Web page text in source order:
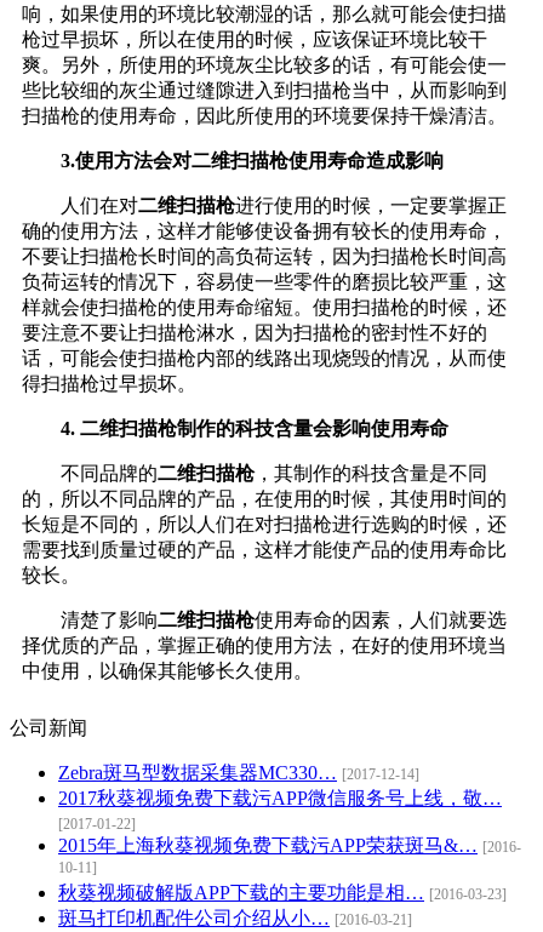
响，如果使用的环境比较潮湿的话，那么就可能会使扫描
枪过早损坏，所以在使用的时候，应该保证环境比较干
爽。另外，所使用的环境灰尘比较多的话，有可能会使一
些比较细的灰尘通过缝隙进入到扫描枪当中，从而影响到
扫描枪的使用寿命，因此所使用的环境要保持干燥清洁。
3.使用方法会对二维扫描枪使用寿命造成影响
人们在对二维扫描枪进行使用的时候，一定要掌握正
确的使用方法，这样才能够使设备拥有较长的使用寿命，
不要让扫描枪长时间的高负荷运转，因为扫描枪长时间高
负荷运转的情况下，容易使一些零件的磨损比较严重，这
样就会使扫描枪的使用寿命缩短。使用扫描枪的时候，还
要注意不要让扫描枪淋水，因为扫描枪的密封性不好的
话，可能会使扫描枪内部的线路出现烧毁的情况，从而使
得扫描枪过早损坏。
4. 二维扫描枪制作的科技含量会影响使用寿命
不同品牌的二维扫描枪，其制作的科技含量是不同
的，所以不同品牌的产品，在使用的时候，其使用时间的
长短是不同的，所以人们在对扫描枪进行选购的时候，还
需要找到质量过硬的产品，这样才能使产品的使用寿命比
较长。
清楚了影响二维扫描枪使用寿命的因素，人们就要选
择优质的产品，掌握正确的使用方法，在好的使用环境当
中使用，以确保其能够长久使用。
公司新闻
Zebra斑马型数据采集器MC330… [2017-12-14]
2017秋葵视频免费下载污APP微信服务号上线，敬…
[2017-01-22]
2015年上海秋葵视频免费下载污APP荣获斑马&… [2016-
10-11]
秋葵视频破解版APP下载的主要功能是相… [2016-03-23]
斑马打印机配件公司介绍从小… [2016-03-21]